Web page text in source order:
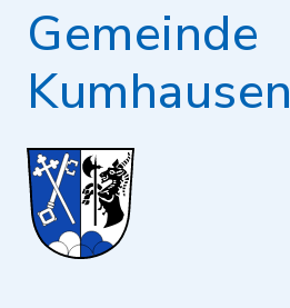
Gemeinde
Kumhausen